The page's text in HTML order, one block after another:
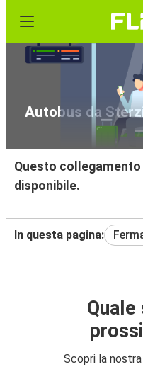
Autobus da
Questo
disponibile.
In questa pagina:
Quale
Scopri la